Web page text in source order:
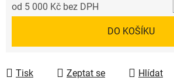
od 5 000 Kč bez DPH
DO KOŠÍKU
Tisk Zeptat se Hlídat